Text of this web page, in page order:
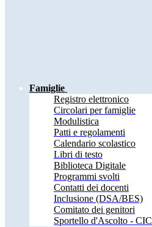
Famiglie
Registro elettronico
Circolari per famiglie
Modulistica
Patti e regolamenti
Calendario scolastico
Libri di testo
Biblioteca Digitale
Programmi svolti
Contatti dei docenti
Inclusione (DSA/BES)
Comitato dei genitori
Sportello d'Ascolto - CIC